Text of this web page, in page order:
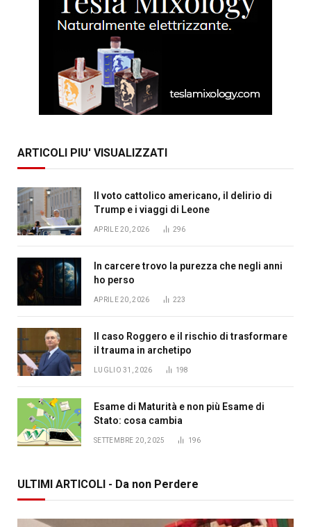
ARTICOLI PIU' VISUALIZZATI
Il voto cattolico americano, il delirio di
Trump e i viaggi di Leone
APRILE 20, 2026 296
In carcere trovo la purezza che negli anni
ho perso
APRILE 20, 2026 223
Il caso Roggero e il rischio di trasformare
il trauma in archetipo
LUGLIO 31, 2026 198
Esame di Maturità e non più Esame di
Stato: cosa cambia
SETTEMBRE 20, 2025 196
ULTIMI ARTICOLI - Da non Perdere